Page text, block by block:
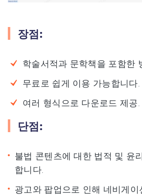
장점:
학술서적과 문학책을 포함한
무료로 쉽게 이용 가능합니다.
여러 형식으로 다운로드 제공.
단점:
불법 콘텐츠에 대한 법적 및 윤
합니다.
광고와 팝업으로 인해 네비게이